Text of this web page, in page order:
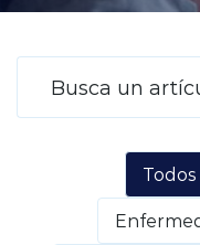
modo
Todos